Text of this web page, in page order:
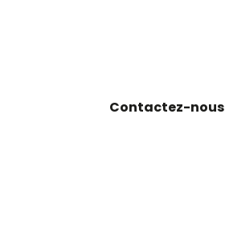
Contactez-nous